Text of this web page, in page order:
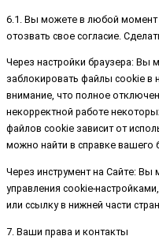
6.1. Вы можете в любой момент
отозвать свое согласие.
Через настройки браузера: Вы
заблокировать файлы cookie в
внимание, что полное
некорректной работе
файлов cookie зависит от
можно найти в справке вашего
Через инструмент на Сайте:
управления cookie-
или ссылку в нижней части
7. Ваши права и контакты